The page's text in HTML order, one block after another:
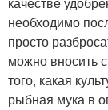
необходимо
просто
можно вносить
того, какая
рыбная мука в